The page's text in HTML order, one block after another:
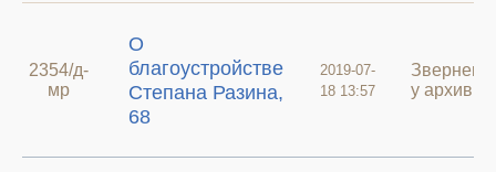
2354/д-
мр
О
благоустройстве
Степана Разина,
68
2019-07-
18 13:57
у архиві